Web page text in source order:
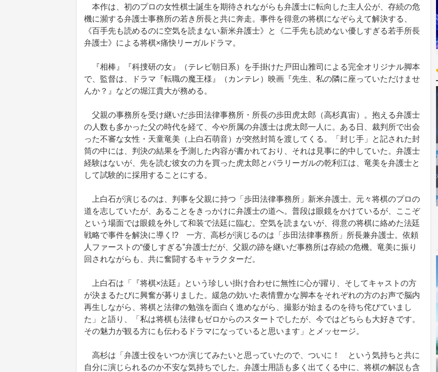
本作は、初のプロの女性棋士誕生を期待されながらも弁護士に転向した主人公が、存続の危
機に瀕する弁護士事務所の若き所長と共に奔走。事件を得意の将棋になぞらえて解決する、
《百手先も読めるのに空気を読まない新米弁護士》と《二手先も読めない優しすぎる若手所長
弁護士》による将棋×痛快リーガルドラマ。
『相棒』『科捜研の女』（テレビ朝日系）を手掛けた戸田山雅司による完全オリジナル脚本
で、監督は、ドラマ『転職の魔王様』（カンテレ）映画『先生、私の隣に座っていただけませ
んか？』などの堀江貴大が務める。
父親の事務所を受け継いだ歩田法律事務所・所長の歩田虎太郎（高杉真宙）。抱える弁護士
の人数も多かった父の時代を経て、今や所属の弁護士は虎太郎一人に。ある日、裁判所で出会
った不審な女性・天童竜美（上白石萌音）が突然封筒を渡してくる。「封じ手」と記された封
筒の中には、判決の結果を予測した内容が書かれており、それは見事に的中していた。弁護士
経験はないが、先を読む彼女の力を買った虎太郎とパラリーガルの乾利江は、竜美を弁護士と
して試験的に採用することにする。
上白石が演じるのは、判事を父親に持つ「歩田法律事務所」新米弁護士。元々将棋のプロの
道を志していたが、あることをきっかけに弁護士の道へ。普段は眼鏡をかけているが、ここぞ
という場面では眼鏡を外して和装で法廷に臨む。空気を読まないが、得意の将棋に絡めた法廷
戦略で事件を解決に導く!? 一方、高杉が演じるのは「歩田法律事務所」所長兼弁護士。依頼
人ファーストの“優しすぎる”弁護士だが、父親の跡を継いだ事務所は存続の危機。竜美に振り
回されながらも、共に奮闘するキャラクターだ。
上白石は「『将棋×法廷』という珍しい掛け合わせに無性に心が躍り、そしてキャストの方
が決まるたびに興奮が募りました。緩急の効いた表情豊かな脚本をそれぞれの方のお声で脳内
再生しながら、将棋と法律の勉強を面白く進めながら、撮影が始まるのを待ち侘びていまし
た」と語り、「私は将棋も法律もゼロからのスタートでしたが、今ではどちらも大好きです。
その魅力が観る方にも伝わるドラマになっていると思います」とメッセージ。
高杉は「弁護士役をいつか演じてみたいと思っていたので、ついに！ という気持ちと共に
自分に演じられるのか不安な気持ちでした。弁護士用語も多く出てくる中に、将棋の解説も含